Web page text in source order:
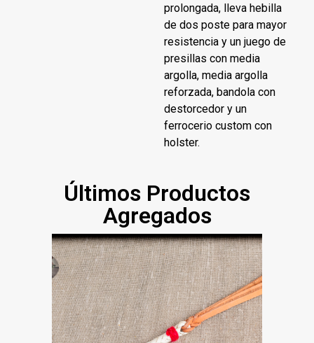
prolongada, lleva hebilla
de dos poste para mayor
resistencia y un juego de
presillas con media
argolla, media argolla
reforzada, bandola con
destorcedor y un
ferrocerio custom con
holster.
Últimos Productos
Agregados